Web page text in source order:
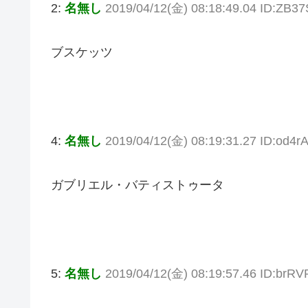
2: 名無し 2019/04/12(金) 08:18:49.04
ブスケッツ
4: 名無し 2019/04/12(金) 08:19:31.27
ガブリエル・バティストゥータ
5: 名無し 2019/04/12(金) 08:19:57.46